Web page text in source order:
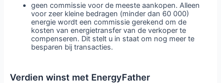
geen commissie voor de meeste aankopen. Alleen
voor zeer kleine bedragen (minder dan 60 000)
energie wordt een commissie gerekend om de
kosten van energietransfer van de verkoper te
compenseren. Dit stelt u in staat om nog meer te
besparen bij transacties.
Verdien winst met EnergyFather